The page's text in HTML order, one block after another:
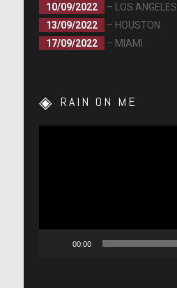
10/09/2022
– LOS ANGELES
13/09/2022
– HOUSTON
17/09/2022
– MIAMI
RAIN ON ME
00:00